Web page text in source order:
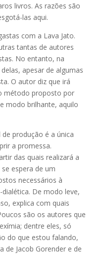
livros. As razões são
las aqui.
com a Lava Jato.
tantas de autores
No entanto, na
apesar de algumas
O autor diz que irá
método proposto por
modo brilhante, aquilo
produção é a única
a promessa.
das quais realizará a
espera de um
necessários à
De modo leve,
explica com quais
são os autores que
dentre eles, só
do que estou falando,
de Jacob Gorender e de